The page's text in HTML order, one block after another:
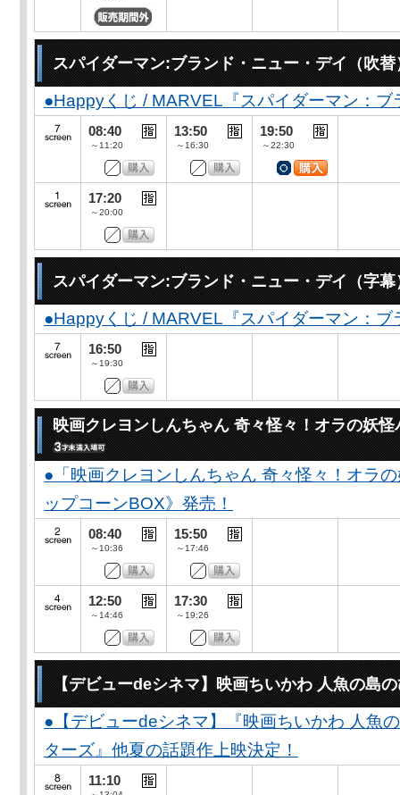
スパイダーマン:ブランド・ニュー・デイ（吹替
●Happyくじ / MARVEL『スパイダーマン：
08:40
～11:20
13:50
～16:30
19:50
～22:30
17:20
～20:00
スパイダーマン:ブランド・ニュー・デイ（字幕
●Happyくじ / MARVEL『スパイダーマン：
16:50
～19:30
映画クレヨンしんちゃん 奇々怪々！オラの妖怪
●「映画クレヨンしんちゃん 奇々怪々！オラ
ップコーンBOX》発売！
08:40
～10:36
15:50
～17:46
12:50
～14:46
17:30
～19:26
【デビューdeシネマ】映画ちいかわ 人魚の島
●【デビューdeシネマ】『映画ちいかわ 人魚
ターズ』他夏の話題作上映決定！
11:10